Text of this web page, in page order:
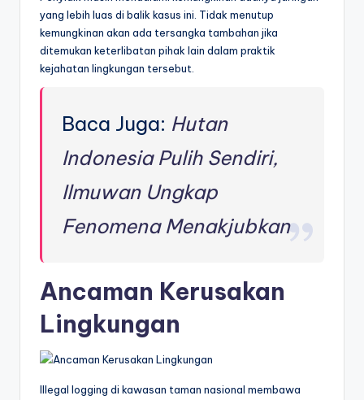
yang lebih luas di balik kasus ini. Tidak menutup
kemungkinan akan ada tersangka tambahan jika
ditemukan keterlibatan pihak lain dalam praktik
kejahatan lingkungan tersebut.
Baca Juga: Hutan
Indonesia Pulih Sendiri,
Ilmuwan Ungkap
Fenomena Menakjubkan
Ancaman Kerusakan
Lingkungan
Illegal logging di kawasan taman nasional membawa